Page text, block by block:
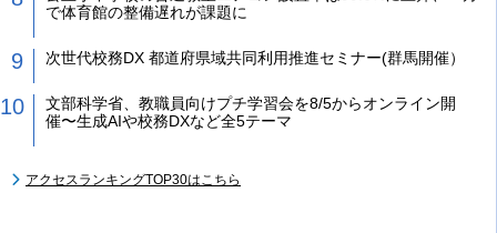
で体育館の整備遅れが課題に
次世代校務DX 都道府県域共同利用推進セミナー(群馬開催）
文部科学省、教職員向けプチ学習会を8/5からオンライン開
催〜生成AIや校務DXなど全5テーマ
アクセスランキングTOP30はこちら